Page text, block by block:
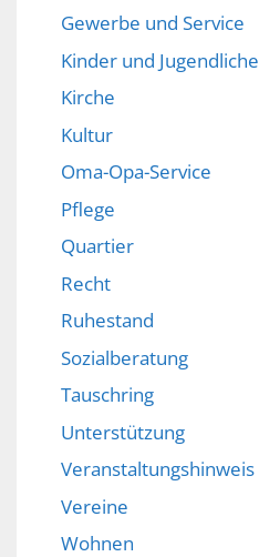
Gewerbe und Service
Kinder und Jugendliche
Kirche
Kultur
Oma-Opa-Service
Pflege
Quartier
Recht
Ruhestand
Sozialberatung
Tauschring
Unterstützung
Veranstaltungshinweis
Vereine
Wohnen